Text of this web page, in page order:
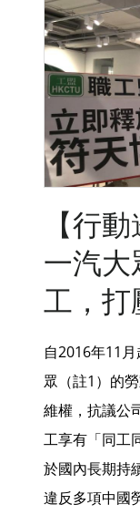
【行
一汽
工，打
自2016年11
眾（註1）的
維權，抗議公
工享有「同工
於國內長期持
違反多項中國